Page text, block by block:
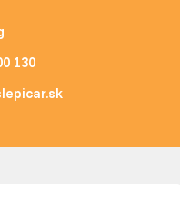
130